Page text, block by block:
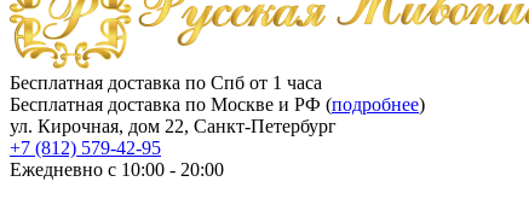
Бесплатная доставка по Спб от 1 часа
Бесплатная доставка по Москве и РФ (подробнее)
ул. Кирочная, дом 22, Санкт-Петербург
+7 (812) 579-42-95
Ежедневно с 10:00 - 20:00